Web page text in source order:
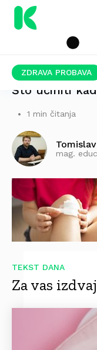
ZDRAVA PROBAVA
Što učiniti
1 min čitanja
mag.
TEKST DANA
Za vas